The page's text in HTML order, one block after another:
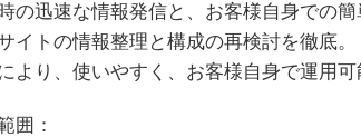
の迅速な情報発信と、お客様自身での
イトの情報整理と構成の再検討を徹底。
より、使いやすく、お客様自身で運用
囲：